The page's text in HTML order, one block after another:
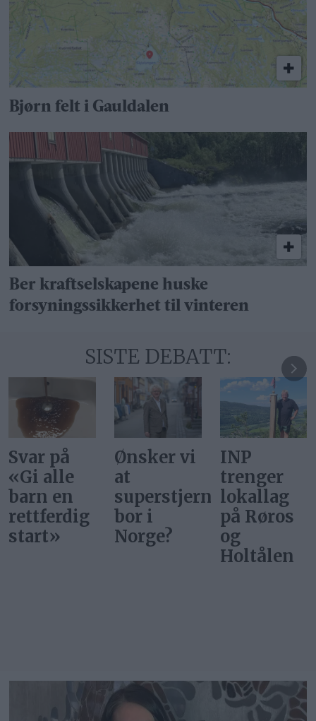
Bjørn felt i Gauldalen
Ber kraftselskapene huske
forsyningssikkerhet til vinteren
SISTE DEBATT:
Ønsker vi
at
superstjerner
bor i
Norge?
INP
trenger
lokallag
på Røros
og
Gi alle
barn en
rettferdig
start